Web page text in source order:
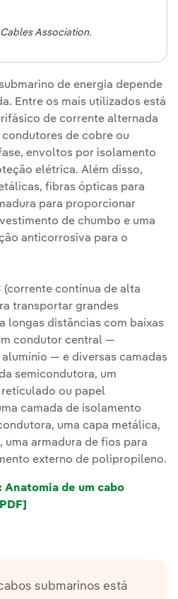
Association.
de energia depende
Entre os mais utilizados está
de corrente alternada
de cobre ou
envoltos por isolamento
elétrica. Além disso,
fibras ópticas para
para proporcionar
de chumbo e uma
anticorrosiva para o
contínua de alta
transportar grandes
longas distâncias com baixas
condutor central —
— e diversas camadas
semicondutora, um
ou papel
camada de isolamento
uma capa metálica,
armadura de fios para
externo de polipropileno.
Anatomia de um cabo
submarinos está